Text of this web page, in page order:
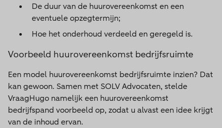
De duur van de huurovereenkomst en een
eventuele opzegtermijn;
Hoe het onderhoud verdeeld en geregeld is.
Voorbeeld huurovereenkomst bedrijfsruimte
Een model huurovereenkomst bedrijfsruimte inzien? Dat
kan gewoon. Samen met SOLV Advocaten, stelde
VraagHugo namelijk een huurovereenkomst
bedrijfspand voorbeeld op, zodat u alvast een idee krijgt
van de inhoud ervan.